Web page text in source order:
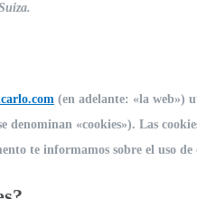
(en adelante: «la web»)
denominan «cookies»). Las
te informamos sobre el uso de